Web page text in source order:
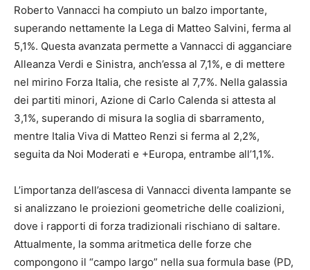
Roberto Vannacci ha compiuto un balzo importante,
superando nettamente la Lega di Matteo Salvini, ferma al
5,1%. Questa avanzata permette a Vannacci di agganciare
Alleanza Verdi e Sinistra, anch’essa al 7,1%, e di mettere
nel mirino Forza Italia, che resiste al 7,7%. Nella galassia
dei partiti minori, Azione di Carlo Calenda si attesta al
3,1%, superando di misura la soglia di sbarramento,
mentre Italia Viva di Matteo Renzi si ferma al 2,2%,
seguita da Noi Moderati e +Europa, entrambe all’1,1%.
L’importanza dell’ascesa di Vannacci diventa lampante se
si analizzano le proiezioni geometriche delle coalizioni,
dove i rapporti di forza tradizionali rischiano di saltare.
Attualmente, la somma aritmetica delle forze che
compongono il “campo largo” nella sua formula base (PD,